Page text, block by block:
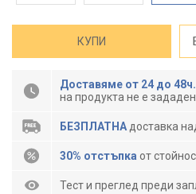
КУПИ
Доставяме от 24 до 48ч.
на продукта не е
БЕЗПЛАТНА доставка
30% отстъпка от
Тест и преглед преди